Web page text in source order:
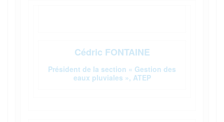
Cédric FONTAINE
Président de la section « Gestion des
eaux pluviales », ATEP